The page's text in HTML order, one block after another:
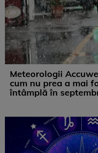
Meteorologii
cum nu prea a mai
întâmplă în